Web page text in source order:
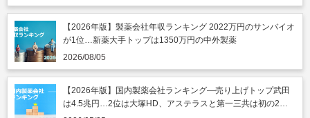
【2026年版】製薬会社年収ランキング 2022万円のサンバイオ
が1位…新薬大手トップは1350万円の中外製薬
2026/08/05
【2026年版】国内製薬会社ランキング―売り上げトップ武田
は4.5兆円…2位は大塚HD、アステラスと第一三共は初の2兆